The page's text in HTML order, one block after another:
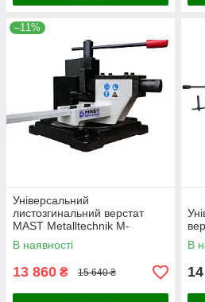
–11%
Універсальний
листозгинальний верстат
MAST Metalltechnik M-
UB100A
В наявності
13 860 ₴ 15 640 ₴
В